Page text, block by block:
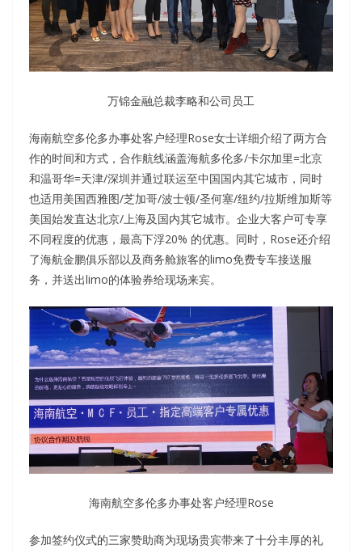
万锦金融总裁李略和公司员工
海南航空多伦多办事处客户经理Rose女士详细介绍了两方合
作的时间和方式，合作航线涵盖海航多伦多/卡尔加里=北京
和温哥华=天津/深圳并通过联运至中国国内其它城市，同时
也适用美国西雅图/芝加哥/波士顿/圣何塞/纽约/拉斯维加斯等
美国始发直达北京/上海及国内其它城市。企业大客户可专享
不同程度的优惠，最高下浮20% 的优惠。同时，Rose还介绍
了海航金鹏俱乐部以及商务舱旅客的limo免费专车接送服
务，并送出limo的体验券给现场来宾。
海南航空多伦多办事处客户经理Rose
参加签约仪式的三家赞助商为现场贵宾带来了十分丰厚的礼